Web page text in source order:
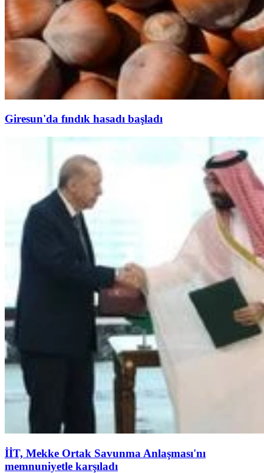
Giresun'da fındık hasadı başladı
İİT, Mekke Ortak Savunma Anlaşması'nı
memnuniyetle karşıladı